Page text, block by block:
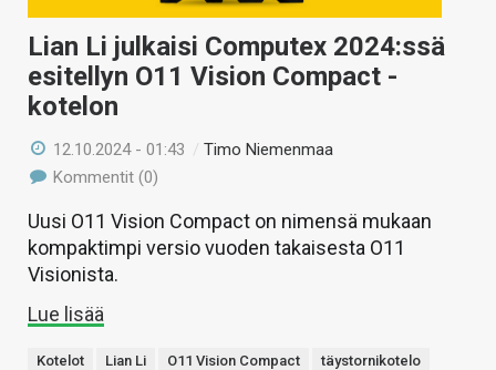
Lian Li julkaisi Computex 2024:ssä
esitellyn O11 Vision Compact -
kotelon
12.10.2024 - 01:43 /Timo Niemenmaa
Kommentit (0)
Uusi O11 Vision Compact on nimensä mukaan
kompaktimpi versio vuoden takaisesta O11
Visionista.
Lue lisää
Kotelot Lian Li O11 Vision Compact täystornikotelo